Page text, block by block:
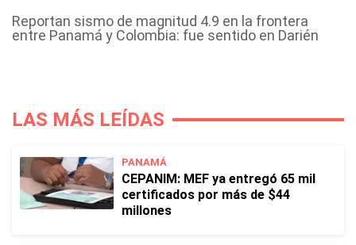
Reportan sismo de magnitud 4.9 en la frontera
entre Panamá y Colombia: fue sentido en Darién
LAS MÁS LEÍDAS
PANAMÁ
CEPANIM: MEF ya entregó 65 mil
certificados por más de $44
millones